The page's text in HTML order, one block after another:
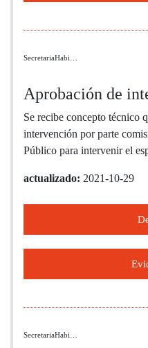
SecretariaHabi…
Aprobación de
Se recibe concepto técnico
intervención por parte
Público para intervenir el
actualizado: 2021-10-29
SecretariaHabi…